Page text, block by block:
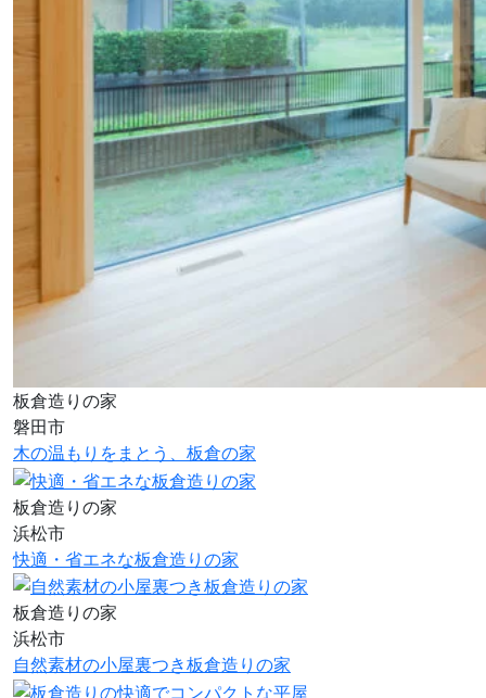
板倉造りの家
磐田市
木の温もりをまとう、板倉の家
板倉造りの家
浜松市
快適・省エネな板倉造りの家
板倉造りの家
浜松市
自然素材の小屋裏つき板倉造りの家